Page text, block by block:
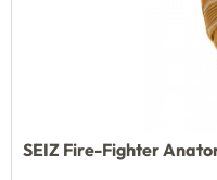
SEIZ Fire-Fighter